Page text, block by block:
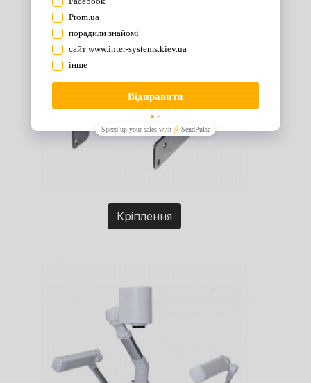
Кріплення